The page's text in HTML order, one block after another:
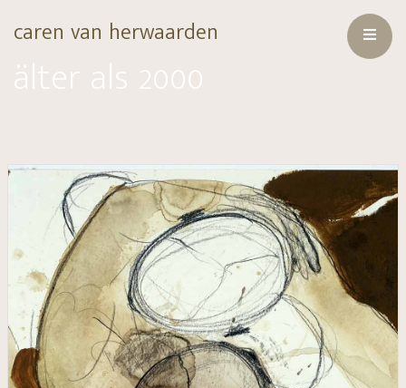
caren van herwaarden
älter als 2000